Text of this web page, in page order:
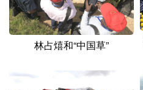
辽宁 吉林
浙江 安徽
林占熺和“中国草”